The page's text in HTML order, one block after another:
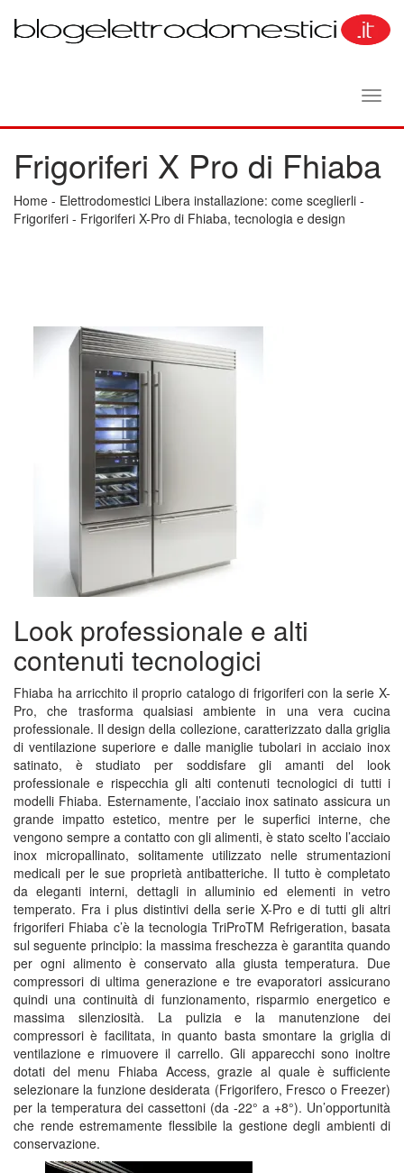
Frigoriferi X Pro di Fhiaba
Home - Elettrodomestici Libera installazione: come sceglierli -
Frigoriferi - Frigoriferi X-Pro di Fhiaba, tecnologia e design
Look professionale e alti
contenuti tecnologici
Fhiaba ha arricchito il proprio catalogo di frigoriferi con la serie X-
Pro, che trasforma qualsiasi ambiente in una vera cucina
professionale. Il design della collezione, caratterizzato dalla griglia
di ventilazione superiore e dalle maniglie tubolari in acciaio inox
satinato, è studiato per soddisfare gli amanti del look
professionale e rispecchia gli alti contenuti tecnologici di tutti i
modelli Fhiaba. Esternamente, l’acciaio inox satinato assicura un
grande impatto estetico, mentre per le superfici interne, che
vengono sempre a contatto con gli alimenti, è stato scelto l’acciaio
inox micropallinato, solitamente utilizzato nelle strumentazioni
medicali per le sue proprietà antibatteriche. Il tutto è completato
da eleganti interni, dettagli in alluminio ed elementi in vetro
temperato. Fra i plus distintivi della serie X-Pro e di tutti gli altri
frigoriferi Fhiaba c’è la tecnologia TriProTM Refrigeration, basata
sul seguente principio: la massima freschezza è garantita quando
per ogni alimento è conservato alla giusta temperatura. Due
compressori di ultima generazione e tre evaporatori assicurano
quindi una continuità di funzionamento, risparmio energetico e
massima silenziosità. La pulizia e la manutenzione dei
compressori è facilitata, in quanto basta smontare la griglia di
ventilazione e rimuovere il carrello. Gli apparecchi sono inoltre
dotati del menu Fhiaba Access, grazie al quale è sufficiente
selezionare la funzione desiderata (Frigorifero, Fresco o Freezer)
per la temperatura dei cassettoni (da -22° a +8°). Un’opportunità
che rende estremamente flessibile la gestione degli ambienti di
conservazione.